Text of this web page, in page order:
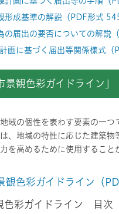
成基準の解説（PDF形式 545
届出の要否についての解説
画に基づく届出等関係様式（
景観色彩ガイドライン」
域の個性を表わす要素の一
、地域の特性に応じた建築
を高めるために使用するこ
観色彩ガイドライン（
色彩ガイドライン 目次